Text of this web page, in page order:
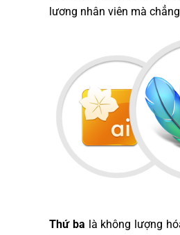
lương nhân viên mà
Thứ ba là không lượng